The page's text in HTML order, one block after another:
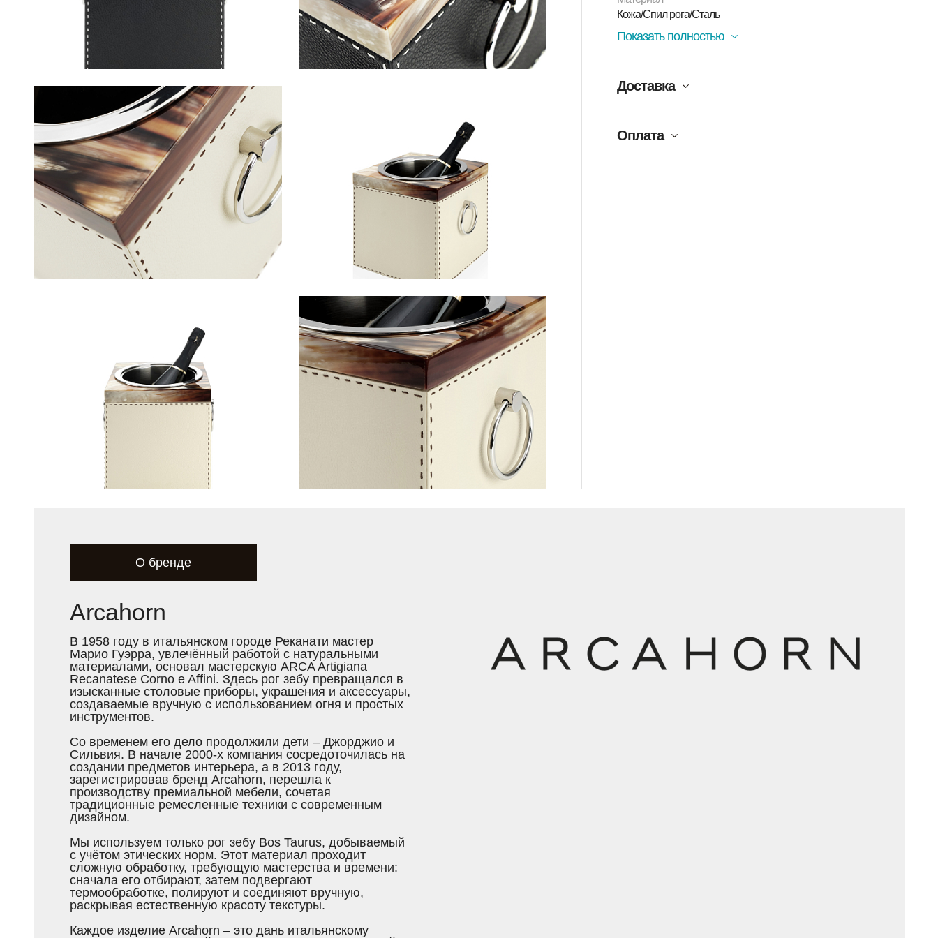
Шампаньерка Nives идеально сочетается с ведёрком
для льда из той же коллекции.
Кожа/Спил рога/Сталь
Показать полностью
Доставка
Оплата
О бренде
Arcahorn
В 1958 году в итальянском городе Реканати мастер
Марио Гуэрра, увлечённый работой с натуральными
материалами, основал мастерскую ARCA Artigiana
Recanatese Corno e Affini. Здесь рог зебу превращался в
изысканные столовые приборы, украшения и аксессуары,
создаваемые вручную с использованием огня и простых
инструментов.
Со временем его дело продолжили дети – Джорджио и
Сильвия. В начале 2000-х компания сосредоточилась на
создании предметов интерьера, а в 2013 году,
зарегистрировав бренд Arcahorn, перешла к
производству премиальной мебели, сочетая
традиционные ремесленные техники с современным
дизайном.
Мы используем только рог зебу Bos Taurus, добываемый
с учётом этических норм. Этот материал проходит
сложную обработку, требующую мастерства и времени:
сначала его отбирают, затем подвергают
термообработке, полируют и соединяют вручную,
раскрывая естественную красоту текстуры.
Каждое изделие Arcahorn – это дань итальянскому